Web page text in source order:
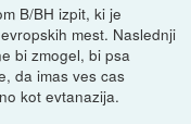
B/BH izpit, ki je
mest. Naslednji
bi zmogel, bi psa
da imas ves cas
kot evtanazija.